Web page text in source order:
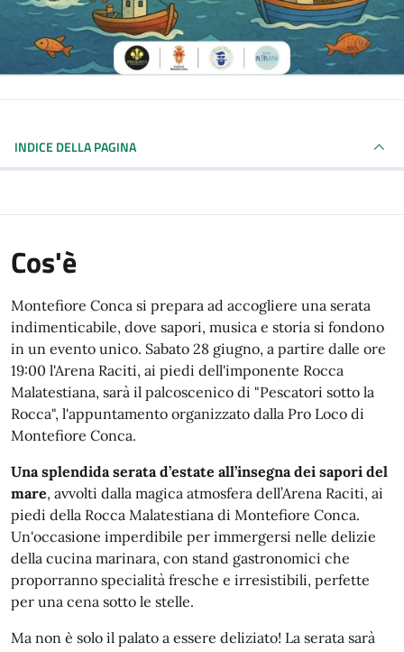
INDICE DELLA PAGINA
Cos'è
Montefiore Conca si prepara ad accogliere una serata
indimenticabile, dove sapori, musica e storia si fondono
in un evento unico. Sabato 28 giugno, a partire dalle ore
19:00 l'Arena Raciti, ai piedi dell'imponente Rocca
Malatestiana, sarà il palcoscenico di "Pescatori sotto la
Rocca", l'appuntamento organizzato dalla Pro Loco di
Montefiore Conca.
Una splendida serata d’estate all’insegna dei sapori del
mare, avvolti dalla magica atmosfera dell’Arena Raciti, ai
piedi della Rocca Malatestiana di Montefiore Conca.
Un'occasione imperdibile per immergersi nelle delizie
della cucina marinara, con stand gastronomici che
proporranno specialità fresche e irresistibili, perfette
per una cena sotto le stelle.
Ma non è solo il palato a essere deliziato! La serata sarà